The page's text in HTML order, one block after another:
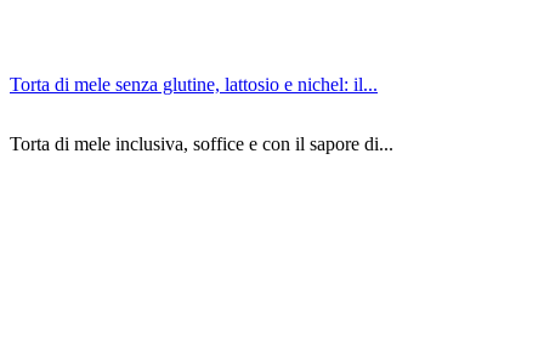
Torta di mele senza glutine, lattosio e nichel: il...
Torta di mele inclusiva, soffice e con il sapore di...